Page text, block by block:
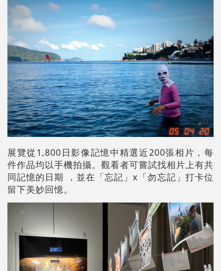
展覽從1,800日影像記憶中精選近200張相片，每
件作品均以手機拍攝。觀看者可嘗試找相片上有共
同記憶的日期 ，並在「忘記」x「勿忘記」打卡位
留下美妙回憶。